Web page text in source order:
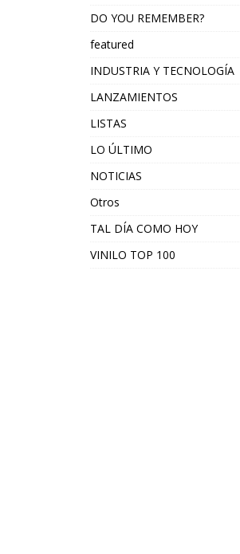
DO YOU REMEMBER?
featured
INDUSTRIA Y TECNOLOGÍA
LANZAMIENTOS
LISTAS
LO ÚLTIMO
NOTICIAS
Otros
TAL DÍA COMO HOY
VINILO TOP 100